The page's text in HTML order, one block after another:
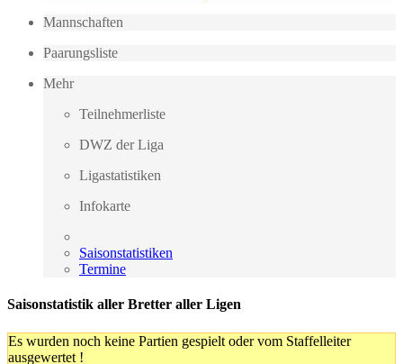
Mannschaften
Paarungsliste
Mehr
Teilnehmerliste
DWZ der Liga
Ligastatistiken
Infokarte
Saisonstatistiken
Termine
Saisonstatistik aller Bretter aller Ligen
Es wurden noch keine Partien gespielt oder vom Staffelleiter
ausgewertet !